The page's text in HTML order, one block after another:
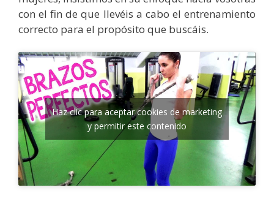
con el fin de que llevéis a cabo el entrenamiento
correcto para el propósito que buscáis.
Haz clic para aceptar cookies de marketing
y permitir este contenido